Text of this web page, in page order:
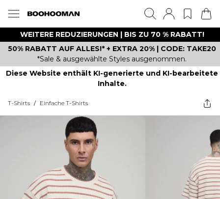
WEITERE REDUZIERUNGEN | BIS ZU 70 % RABATT!
50% RABATT AUF ALLES!* + EXTRA 20% | CODE: TAKE20
*Sale & ausgewählte Styles ausgenommen.
Diese Website enthält KI-generierte und KI-bearbeitete
Inhalte.
T-Shirts / Einfache T-Shirts